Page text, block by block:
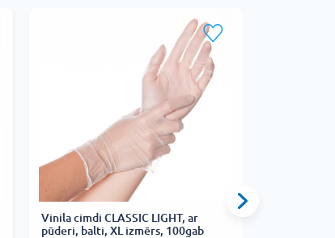
Vinila cimdi CLASSIC LIGHT, ar
pūderi, balti, XL izmērs, 100gab